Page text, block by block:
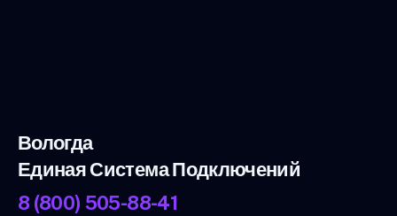
Вологда
Единая Система Подключений
8 (800) 505-88-41